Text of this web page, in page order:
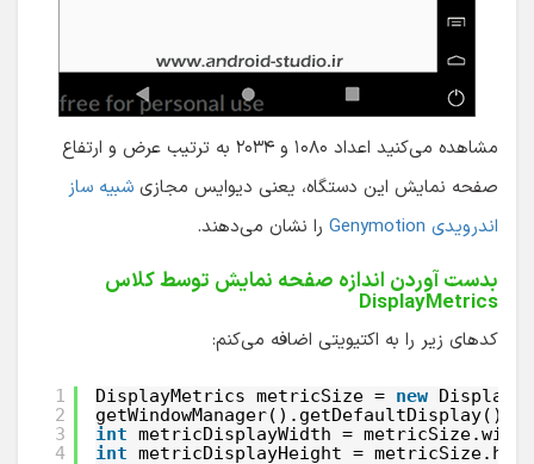
مشاهده می‌کنید اعداد ۱۰۸۰ و ۲۰۳۴ به ترتیب عرض و ارتفاع
صفحه نمایش این دستگاه، یعنی دیوایس مجازی شبیه ساز
اندرویدی Genymotion
را نشان می‌دهند.
بدست آوردن اندازه صفحه نمایش توسط کلاس
DisplayMetrics
کدهای زیر را به اکتیویتی اضافه می‌کنم:
1
2
3
4
DisplayMetrics metricSize = new
int metricDisplayWidth =
int metricDisplayHeight =